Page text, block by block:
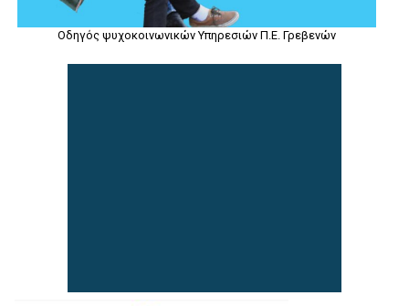
Οδηγός ψυχοκοινωνικών Υπηρεσιών Π.Ε. Γρεβενών